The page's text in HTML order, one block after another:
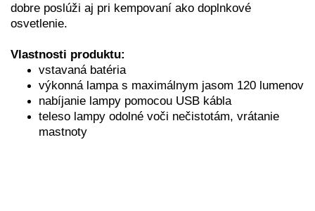
dobre poslúži aj pri kempovaní ako doplnkové
osvetlenie.
Vlastnosti produktu:
vstavaná batéria
výkonná lampa s maximálnym jasom 120 lumenov
nabíjanie lampy pomocou USB kábla
teleso lampy odolné voči nečistotám, vrátanie
mastnoty